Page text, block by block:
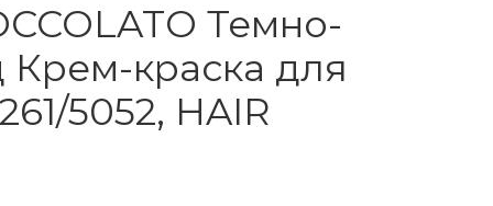
Темно-
краска для
5052, HAIR